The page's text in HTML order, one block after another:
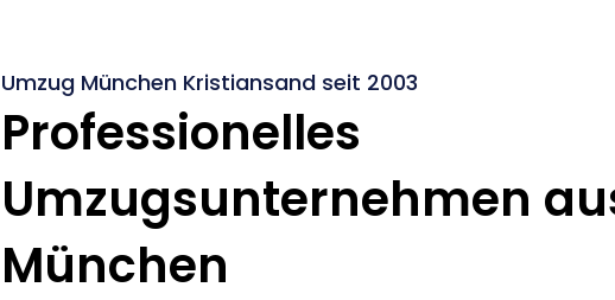
Umzug München Kristiansand seit 2003
Professionelles
Umzugsunternehmen
München